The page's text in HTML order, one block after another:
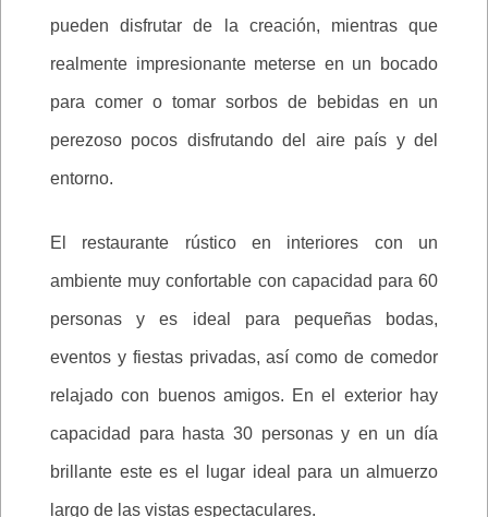
pueden disfrutar de la creación, mientras que
realmente impresionante meterse en un bocado
para comer o tomar sorbos de bebidas en un
perezoso pocos disfrutando del aire país y del
entorno.
El restaurante rústico en interiores con un
ambiente muy confortable con capacidad para 60
personas y es ideal para pequeñas bodas,
eventos y fiestas privadas, así como de comedor
relajado con buenos amigos. En el exterior hay
capacidad para hasta 30 personas y en un día
brillante este es el lugar ideal para un almuerzo
largo de las vistas espectaculares.